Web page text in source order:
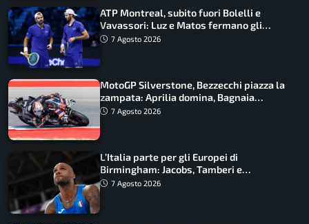
ATP Montreal, subito fuori Bolelli e
Vavassori: Luz e Matos fermano gli
azzurri
7 Agosto 2026
MotoGP Silverstone, Bezzecchi piazza la
zampata: Aprilia domina, Bagnaia
costretto al Q1
7 Agosto 2026
L’Italia parte per gli Europei di
Birmingham: Jacobs, Tamberi e
Battocletti guidano una spedizione
7 Agosto 2026